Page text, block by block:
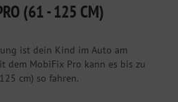
(61 - 125 CM)
ist dein Kind im Auto am
dem MobiFix Pro kann es bis zu
cm) so fahren.